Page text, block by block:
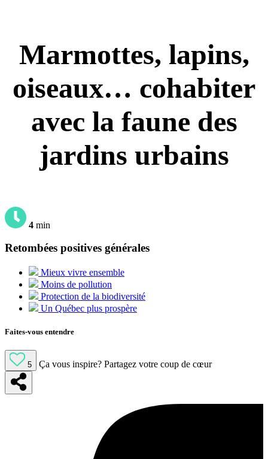
Marmottes, lapins,
oiseaux… cohabiter
avec la faune des
jardins urbains
4 min
Retombées positives générales
Mieux vivre ensemble
Moins de pollution
Protection de la biodiversité
Un Québec plus prospère
Faites-vous entendre
5 Ça vous inspire? Partagez votre coup de cœur